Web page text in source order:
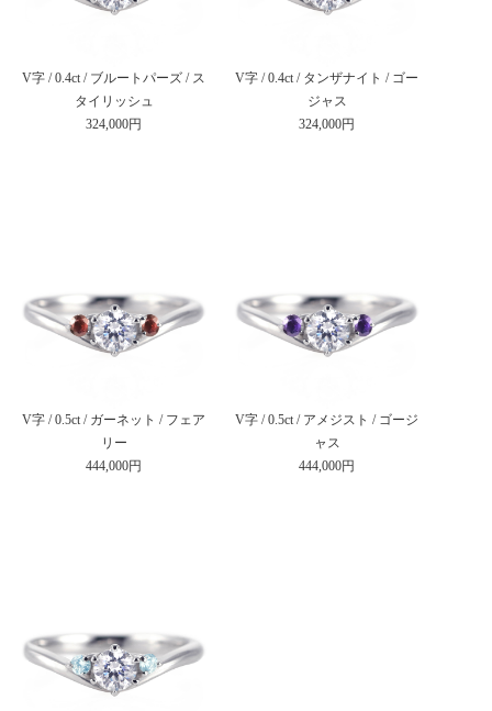
V字 / 0.4ct / ブルートパーズ / ス
タイリッシュ
324,000円
V字 / 0.4ct / タンザナイト / ゴー
ジャス
324,000円
V字 / 0.5ct / ガーネット / フェア
リー
444,000円
V字 / 0.5ct / アメジスト / ゴージ
ャス
444,000円